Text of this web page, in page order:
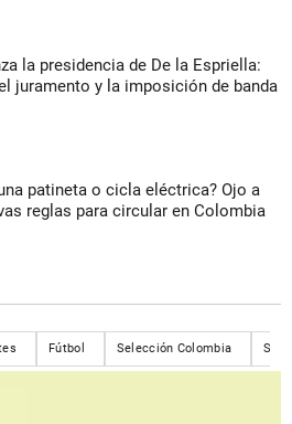
la presidencia de De la Espriella:
juramento y la imposición de banda
patineta o cicla eléctrica? Ojo a
reglas para circular en Colombia
Fútbol Selección Colombia